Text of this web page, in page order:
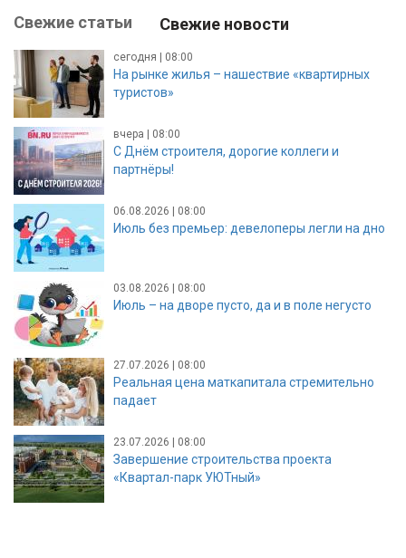
Свежие статьи Свежие новости
сегодня | 08:00
На рынке жилья – нашествие «квартирных
туристов»
вчера | 08:00
С Днём строителя, дорогие коллеги и
партнёры!
06.08.2026 | 08:00
Июль без премьер: девелоперы легли на дно
03.08.2026 | 08:00
Июль – на дворе пусто, да и в поле негусто
27.07.2026 | 08:00
Реальная цена маткапитала стремительно
падает
23.07.2026 | 08:00
Завершение строительства проекта
«Квартал-парк УЮТный»